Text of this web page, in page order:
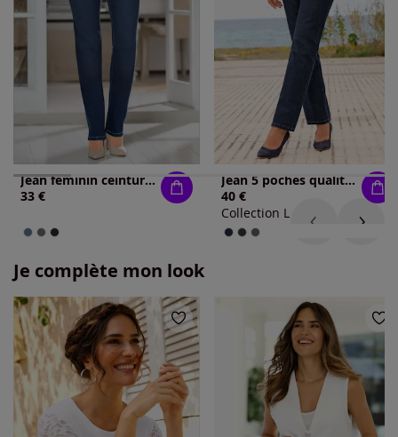
Jean féminin ceinture élastique boucle ceinture
33 €
Jean 5 poches qualité coton extensible indéformable
40 €
Collection L
Je complète mon look